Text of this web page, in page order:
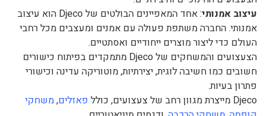
עיצוב אמנותי
: אחד המאפיינים הבולטים של Djeco הוא עיצוב
אמנותי. החברה משתפת פעולה עם אמנים ומעצבים מכל רחבי
העולם כדי ליצור מוצרים ייחודיים ואסתטיים.
הצעצועים והמשחקים של Djeco מתמקדים בפיתוח כישורים
חשובים כמו חשיבה לוגית, יצירתיות, מוטוריקה עדינה וכישורי
פתרון בעיות.
Djeco מייצרת מגוון רחב של צעצועים, כולל
פאזלים,משחקי